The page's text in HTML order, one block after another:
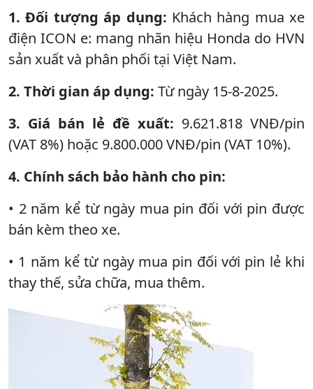
1. Đối tượng áp dụng: Khách hàng mua xe
điện ICON e: mang nhãn hiệu Honda do HVN
sản xuất và phân phối tại Việt Nam.
2. Thời gian áp dụng: Từ ngày 15-8-2025.
3. Giá bán lẻ đề xuất: 9.621.818 VNĐ/pin
(VAT 8%) hoặc 9.800.000 VNĐ/pin (VAT 10%).
4. Chính sách bảo hành cho pin:
• 2 năm kể từ ngày mua pin đối với pin được
bán kèm theo xe.
• 1 năm kể từ ngày mua pin đối với pin lẻ khi
thay thế, sửa chữa, mua thêm.